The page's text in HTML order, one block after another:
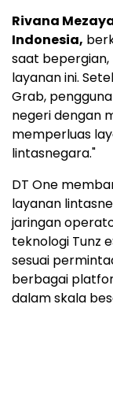
Rivana
Indonesia,
saat
layanan ini.
Grab,
negeri dengan
memperluas
lintasnegara."
DT One
layanan
jaringan
teknologi Tunz
sesuai
berbagai
dalam skala